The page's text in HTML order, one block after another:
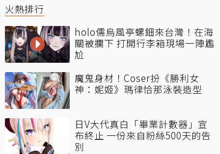
火熱排行
holo儒烏風亭螺鈿來台灣！在海
關被攔下 打開行李箱現場一陣尷
尬
魔鬼身材！Coser扮《勝利女
神：妮姬》瑪律恰那泳裝造型
日V大代真白「畢業計數器」宣
布終止 一份來自粉絲500天的告
別